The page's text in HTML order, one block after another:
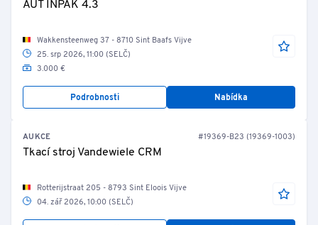
AUT INPAK 4.3
Wakkensteenweg 37 - 8710 Sint Baafs Vijve
25. srp 2026, 11:00 (SELČ)
3.000 €
Podrobnosti Nabídka
AUKCE #19369-B23 (19369-1003)
Tkací stroj Vandewiele CRM
Rotterijstraat 205 - 8793 Sint Eloois Vijve
04. zář 2026, 10:00 (SELČ)